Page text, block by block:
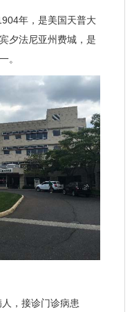
年，是美国天普大
夕法尼亚州费城，是
。
，接诊门诊病患